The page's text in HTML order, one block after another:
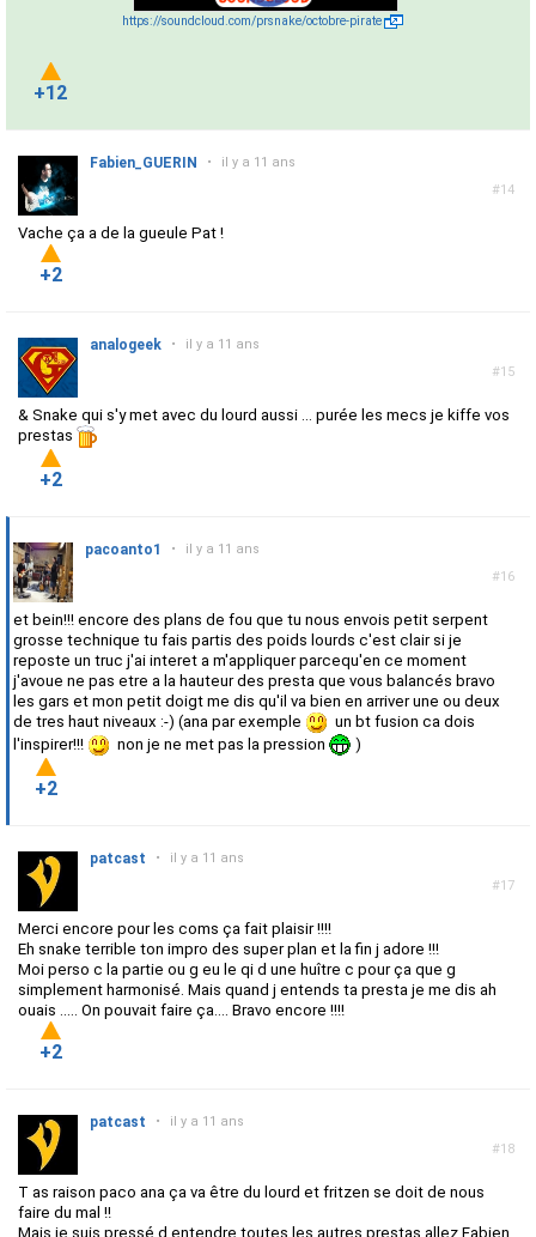
https://soundcloud.com/prsnake/octobre-pirate
+12
#14
Fabien_GUERIN • il y a 11 ans
Vache ça a de la gueule Pat !
+2
#15
analogeek • il y a 11 ans
& Snake qui s'y met avec du lourd aussi ... purée les mecs je kiffe vos
prestas
+2
#16
pacoanto1 • il y a 11 ans
et bein!!! encore des plans de fou que tu nous envois petit serpent
grosse technique tu fais partis des poids lourds c'est clair si je
reposte un truc j'ai interet a m'appliquer parcequ'en ce moment
j'avoue ne pas etre a la hauteur des presta que vous balancés bravo
les gars et mon petit doigt me dis qu'il va bien en arriver une ou deux
de tres haut niveaux :-) (ana par exemple
un bt fusion ca dois
l'inspirer!!!
non je ne met pas la pression )
+2
#17
patcast • il y a 11 ans
Merci encore pour les coms ça fait plaisir !!!!
Eh snake terrible ton impro des super plan et la fin j adore !!!
Moi perso c la partie ou g eu le qi d une huître c pour ça que g
simplement harmonisé. Mais quand j entends ta presta je me dis ah
ouais ..... On pouvait faire ça.... Bravo encore !!!!
+2
#18
patcast • il y a 11 ans
T as raison paco ana ça va être du lourd et fritzen se doit de nous
faire du mal !!
Mais je suis pressé d entendre toutes les autres prestas allez Fabien